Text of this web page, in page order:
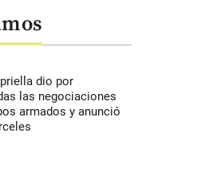
dio por
las negociaciones
armados y anunció